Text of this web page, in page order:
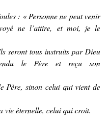
: « Personne ne peut venir
ne l’attire, et moi, je le
seront tous instruits par Dieu
le Père et reçu son
Père, sinon celui qui vient de
vie éternelle, celui qui croit.